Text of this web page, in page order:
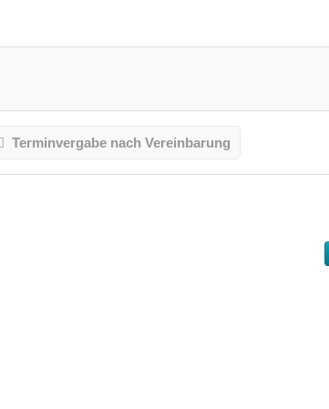
Terminvergabe nach Vereinbarung